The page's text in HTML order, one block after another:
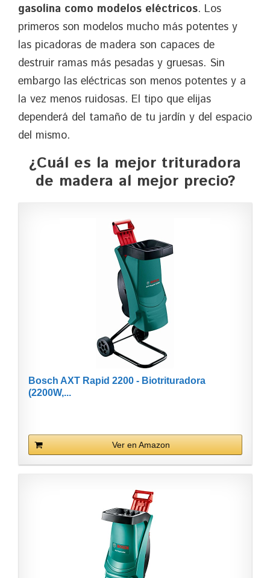
gasolina como modelos eléctricos. Los
primeros son modelos mucho más potentes y
las picadoras de madera son capaces de
destruir ramas más pesadas y gruesas. Sin
embargo las eléctricas son menos potentes y a
la vez menos ruidosas. El tipo que elijas
dependerá del tamaño de tu jardín y del espacio
del mismo.
¿Cuál es la mejor trituradora
de madera al mejor precio?
Bosch AXT Rapid 2200 - Biotrituradora
(2200W,...
Ver en Amazon